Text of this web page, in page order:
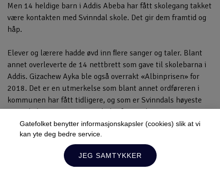
Hold deg oppdatert!
Men 14 heldige barn i Addis Abeba har fått skolegang takket
være kontakten med Svinndal skole. Det gir dem framtid og
håp.
Elever og lærere hadde øvd inn ﬂere sanger og taler. Blant
annet overleverte de 14 nettbrett som gave til skolebarna i
Addis. Gizachew Ayka ble også overrakt «Albinprisen» for
2018. Det er en utmerkelse som blant annet ordføreren i
kommunen har fått tidligere, og som er Svinndals høyeste
utmerkelse. Det var en rørt leder for Bright Star / WSG som
takket for prisen. Da besøket var over, ble det hjertevarme
klemmer mellom elever og etiopiske gatebarnledere.
Samholdet og vennskapet fortsetter med uforminsket styrke.
Gatefolket benytter informasjonskapsler (cookies) slik at vi
kan yte deg bedre service.
JEG SAMTYKKER